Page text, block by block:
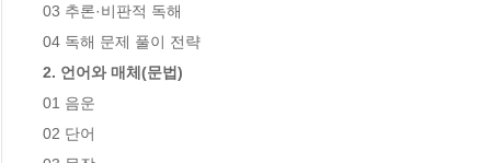
03 추론·비판적 독해
2. 언어와 매체(문법)
01 음운
02 단어